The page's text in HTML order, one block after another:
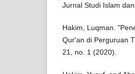
Jurnal Studi Islam
Hakim, Luqman.
Qur'an di Perguruan
21, no. 1 (2020).